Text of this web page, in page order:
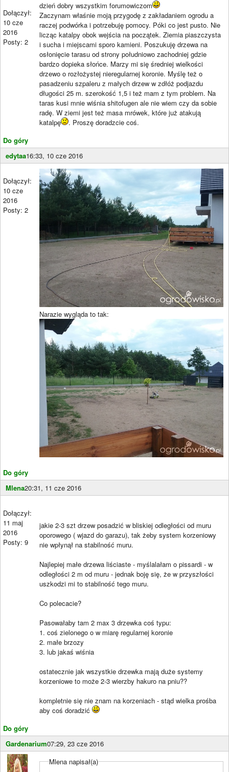
Dołączył:
10 cze
2016
Posty: 2
Do góry
dzień dobry wszystkim forumowiczom
Zaczynam właśnie moją przygodę z zakładaniem ogrodu a
raczej podwórka i potrzebuję pomocy. Póki co jest pusto. Nie
licząc katalpy obok wejścia na początek. Ziemia piaszczysta
i sucha i miejscami sporo kamieni. Poszukuję drzewa na
osłonięcie tarasu od strony południowo zachodniej gdzie
bardzo dopieka słońce. Marzy mi się średniej wielkości
drzewo o rozłożystej nieregularnej koronie. Myślę też o
pasadzeniu szpaleru z małych drzew w zdłóż podjazdu
długości 25 m. szerokość 1,5 i też mam z tym problem. Na
taras kusi mnie wiśnia shitofugen ale nie wiem czy da sobie
radę. W ziemi jest też masa mrówek, które już atakują
katalpę
. Proszę doradzcie coś.
edytaa16:33, 10 cze 2016
Dołączył:
10 cze
2016
Posty: 2
Do góry
Narazie wygląda to tak:
Mlena20:31, 11 cze 2016
Dołączył:
11 maj
2016
Posty: 9
Do góry
jakie 2-3 szt drzew posadzić w bliskiej odległości od muru
oporowego ( wjazd do garazu), tak żeby system korzeniowy
nie wpłynął na stabilność muru.
Najlepiej małe drzewa liściaste - myślalałam o pissardi - w
odległości 2 m od muru - jednak boję się, że w przyszłości
uszkodzi mi to stabilność tego muru.
Co polecacie?
Pasowałaby tam 2 max 3 drzewka coś typu:
1. coś zielonego o w miarę regularnej koronie
2. małe brzozy
3. lub jakaś wiśnia
ostatecznie jak wszystkie drzewka mają duże systemy
korzeniowe to może 2-3 wierzby hakuro na pniu??
kompletnie się nie znam na korzeniach - stąd wielka prośba
aby coś doradzić
Gardenarium07:29, 23 cze 2016
Mlena napisał(a)